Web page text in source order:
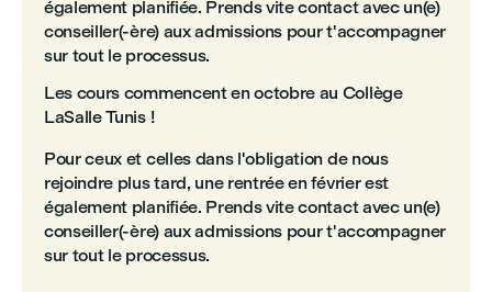
également planifiée. Prends vite contact avec un(e)
conseiller(-ère) aux admissions pour t'accompagner
sur tout le processus.
Les cours commencent en octobre au Collège
LaSalle Tunis !
Pour ceux et celles dans l'obligation de nous
rejoindre plus tard, une rentrée en février est
également planifiée. Prends vite contact avec un(e)
conseiller(-ère) aux admissions pour t'accompagner
sur tout le processus.